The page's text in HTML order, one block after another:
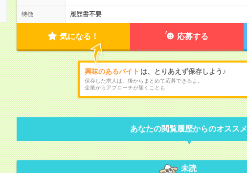
特徴 履歴書不要
気になる！ 応募する
興味のあるバイト は、とりあえず保存しよう♪
保存した求人は、後からまとめて応募できるよ。
企業からアプローチが届くことも！
あなたの閲覧履歴からのオススメ
未読